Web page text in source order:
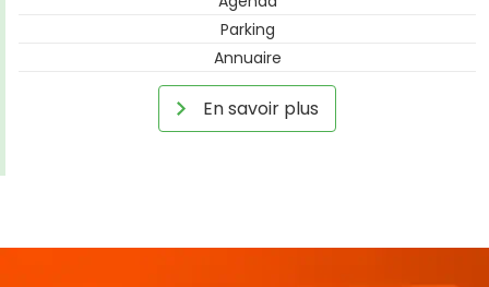
Parking
Annuaire
En savoir plus